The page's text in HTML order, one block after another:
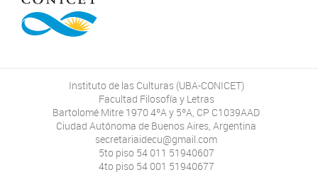
Instituto de las Culturas (UBA-CONICET)
Facultad Filosofía y Letras
Bartolomé Mitre 1970 4ºA y 5ºA, CP C1039AAD
Ciudad Autónoma de Buenos Aires, Argentina
secretariaidecu@gmail.com
5to piso 54 011 51940607
4to piso 54 001 51940677